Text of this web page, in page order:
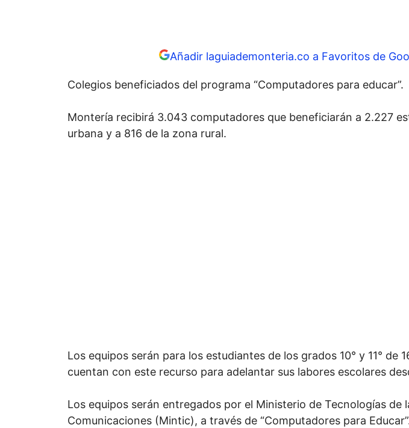
Añadir laguiademonteria.co a Favoritos de
Colegios beneficiados del programa “Computadores para educar”.
Montería recibirá 3.043 computadores que beneficiarán a 2.227
urbana y a 816 de la zona rural.
Los equipos serán para los estudiantes de los grados 10° y 11° de
cuentan con este recurso para adelantar sus labores escolares
Los equipos serán entregados por el Ministerio de Tecnologías de
Comunicaciones (Mintic), a través de “Computadores para